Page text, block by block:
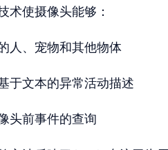
术使摄像头能够：
人、宠物和其他物体
于文本的异常活动描述
头前事件的查询